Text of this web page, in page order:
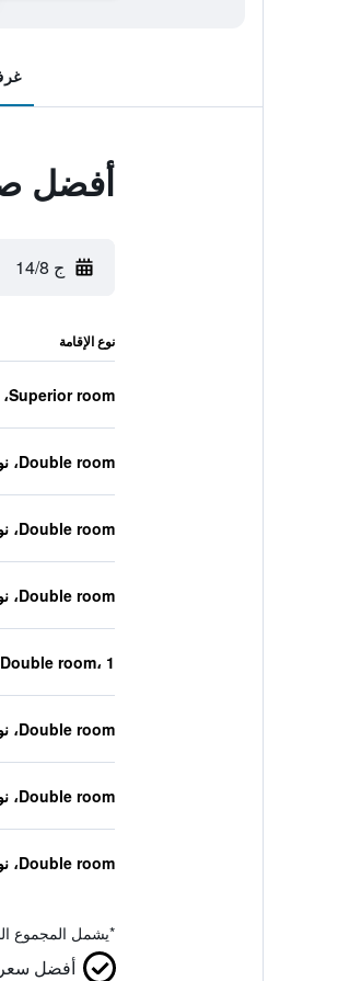
أفضل
ج 14/8
نوع الإقامة
Superior room، نوع السرير غير معروف
Double room، نوع السرير غير معروف
Double room، نوع السرير غير معروف
Double room، نوع السرير غير معروف
Double room، 1 سرير توأم
Double room، نوع السرير غير معروف
Double room، نوع السرير غير معروف
Double room، نوع السرير غير معروف
*يشمل المجموع
أفضل سعر